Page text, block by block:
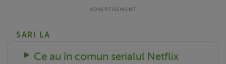
SARI LA
Ce au în comun serialul Netflix